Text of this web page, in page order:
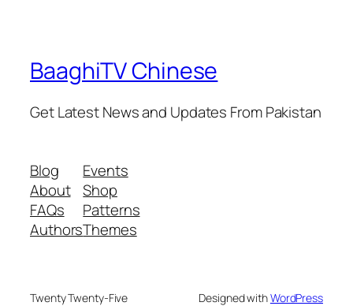
BaaghiTV Chinese
Get Latest News and Updates From Pakistan
Blog
About
FAQs
Authors
Events
Shop
Patterns
Themes
Twenty Twenty-Five Designed withWordPress